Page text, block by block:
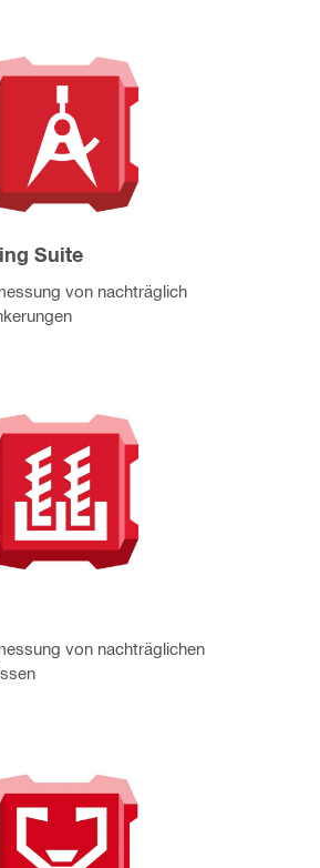
Suite
von nachträglich
von nachträglichen